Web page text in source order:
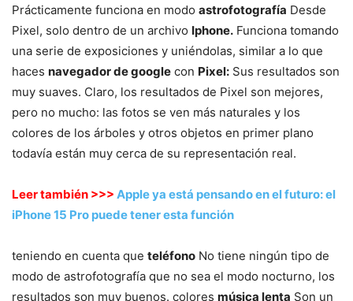
Prácticamente funciona en modo astrofotografía Desde
Pixel, solo dentro de un archivo Iphone. Funciona tomando
una serie de exposiciones y uniéndolas, similar a lo que
haces navegador de google con Pixel: Sus resultados son
muy suaves. Claro, los resultados de Pixel son mejores,
pero no mucho: las fotos se ven más naturales y los
colores de los árboles y otros objetos en primer plano
todavía están muy cerca de su representación real.
Leer también >>> Apple ya está pensando en el futuro: el
iPhone 15 Pro puede tener esta función
teniendo en cuenta que teléfono No tiene ningún tipo de
modo de astrofotografía que no sea el modo nocturno, los
resultados son muy buenos. colores música lenta Son un